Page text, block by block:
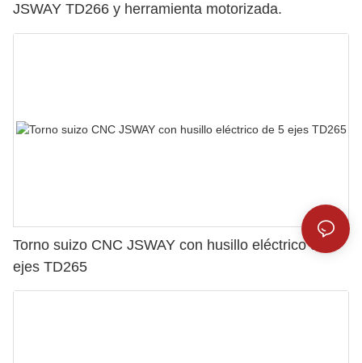
JSWAY TD266 y herramienta motorizada.
Torno suizo CNC JSWAY con husillo eléctrico de 5
ejes TD265